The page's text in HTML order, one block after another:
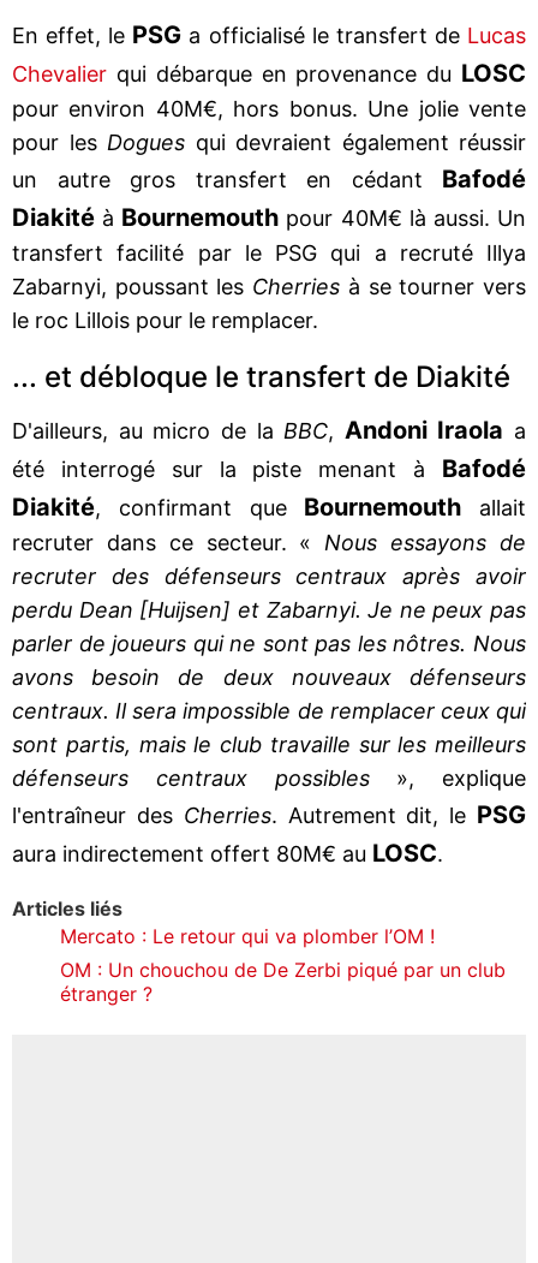
En effet, le PSG a officialisé le transfert de Lucas
Chevalier qui débarque en provenance du LOSC
pour environ 40M€, hors bonus. Une jolie vente
pour les Dogues qui devraient également réussir
un autre gros transfert en cédant Bafodé
Diakité à Bournemouth pour 40M€ là aussi. Un
transfert facilité par le PSG qui a recruté Illya
Zabarnyi, poussant les Cherries à se tourner vers
le roc Lillois pour le remplacer.
... et débloque le transfert de Diakité
D'ailleurs, au micro de la BBC, Andoni Iraola a
été interrogé sur la piste menant à Bafodé
Diakité, confirmant que Bournemouth
allait
recruter dans ce secteur. « Nous essayons de
recruter des défenseurs centraux après avoir
perdu Dean [Huijsen] et Zabarnyi. Je ne peux pas
parler de joueurs qui ne sont pas les nôtres. Nous
avons besoin de deux nouveaux défenseurs
centraux. Il sera impossible de remplacer ceux qui
sont partis, mais le club travaille sur les meilleurs
défenseurs centraux possibles», explique
l'entraîneur des Cherries. Autrement dit, le PSG
aura indirectement offert 80M€ au LOSC.
Articles liés
Mercato : Le retour qui va plomber l’OM !
OM : Un chouchou de De Zerbi piqué par un club
étranger ?